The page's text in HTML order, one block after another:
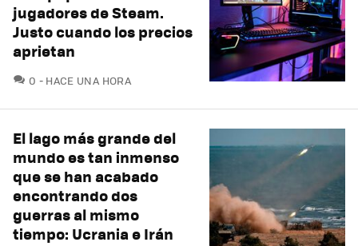
jugadores de Steam.
Justo cuando los precios
aprietan
0 COMENTARIOS
HACE UNA HORA
El lago más grande del
mundo es tan inmenso
que se han acabado
encontrando dos
guerras al mismo
tiempo: Ucrania e Irán